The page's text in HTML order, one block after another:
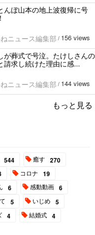
んぼ山本の地上波復帰に号
ニュース編集部 / 156 views
が葬式で号泣。たけしさんの
請求し続けた理由に感...
ニュース編集部 / 144 views
もっと見る
544 癒す 270
コロナ 19
6 感動動画 6
5 いじめ 5
4 結婚式 4